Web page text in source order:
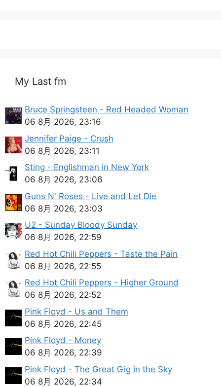
My Last fm
Bruce Springsteen - Red Headed Woman
06 8月 2026, 23:16
Jennifer Paige - Crush
06 8月 2026, 23:11
Sting - Englishman in New York
06 8月 2026, 23:06
Guns N' Roses - Live and Let Die
06 8月 2026, 23:03
U2 - Sunday Bloody Sunday
06 8月 2026, 22:59
Red Hot Chili Peppers - Taste the Pain
06 8月 2026, 22:55
Red Hot Chili Peppers - Higher Ground
06 8月 2026, 22:52
Pink Floyd - Us and Them
06 8月 2026, 22:45
Pink Floyd - Money
06 8月 2026, 22:39
Pink Floyd - The Great Gig in the Sky
06 8月 2026, 22:34